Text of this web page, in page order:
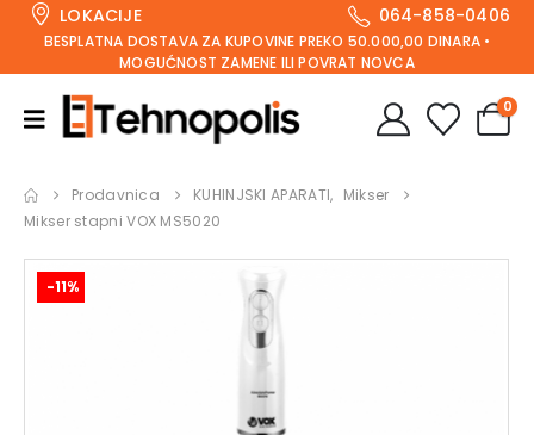
LOKACIJE 064-858-0406
BESPLATNA DOSTAVA ZA KUPOVINE PREKO 50.000,00 DINARA •
MOGUĆNOST ZAMENE ILI POVRAT NOVCA
0
Prodavnica KUHINJSKI APARATI, Mikser
Mikser stapni VOX MS5020
-11%